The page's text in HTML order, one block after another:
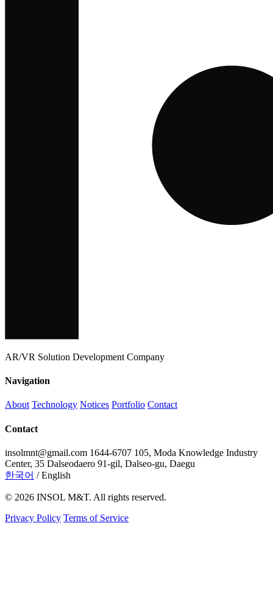
AR/VR Solution Development Company
Navigation
About Technology Notices Portfolio Contact
Contact
insolmnt@gmail.com 1644-6707 105, Moda Knowledge Industry
Center, 35 Dalseodaero 91-gil, Dalseo-gu, Daegu
한국어 / English
© 2026 INSOL M&T. All rights reserved.
Privacy Policy Terms of Service